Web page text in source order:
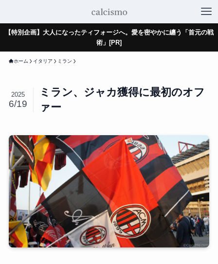
【特別企画】大人になったティフォージへ。愛を密やかに纏う「首元の戦
術」[PR]
ホーム イタリア ミラン
ミラン、ジャカ獲得に最初のオフ
ァー
2025
6/19